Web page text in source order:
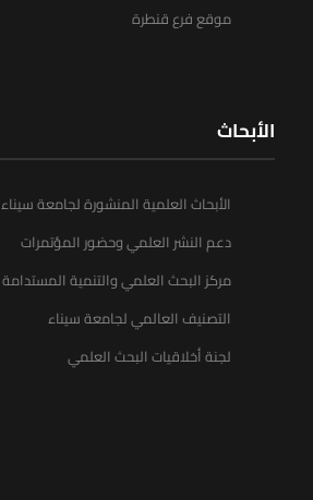
موقع فرع قنطرة
الأبحاث
الأبحاث العلمية المنشورة لجامعة سيناء
دعم النشر العلمي وحضور المؤتمرات
مركز البحث العلمي والتنمية المستدامة
التصنيف العالمي لجامعة سيناء
لجنة أخلاقيات البحث العلمي